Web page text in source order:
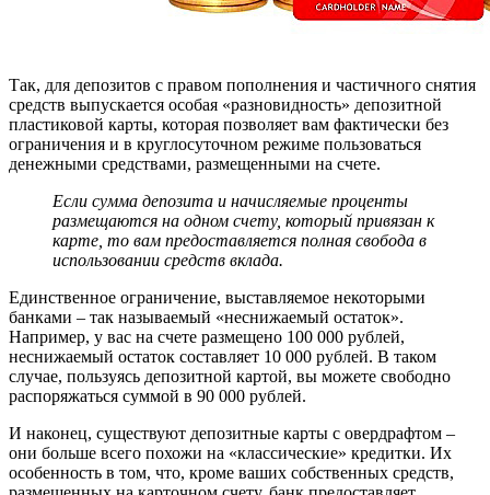
Так, для депозитов с правом пополнения и частичного снятия
средств выпускается особая «разновидность» депозитной
пластиковой карты, которая позволяет вам фактически без
ограничения и в круглосуточном режиме пользоваться
денежными средствами, размещенными на счете.
Если сумма депозита и начисляемые проценты
размещаются на одном счету, который привязан к
карте, то вам предоставляется полная свобода в
использовании средств вклада.
Единственное ограничение, выставляемое некоторыми
банками – так называемый «неснижаемый остаток».
Например, у вас на счете размещено 100 000 рублей,
неснижаемый остаток составляет 10 000 рублей. В таком
случае, пользуясь депозитной картой, вы можете свободно
распоряжаться суммой в 90 000 рублей.
И наконец, существуют депозитные карты с овердрафтом –
они больше всего похожи на «классические» кредитки. Их
особенность в том, что, кроме ваших собственных средств,